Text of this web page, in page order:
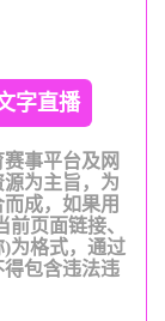
字直播
事平台及网
为主旨，为
成，如果用
页面链接、
为格式，通过
包含违法违